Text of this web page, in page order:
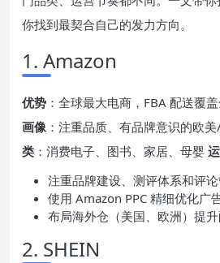
你找到最契合自己的发力方向。
1. Amazon
优势 ：全球最大电商，FBA 配送覆
画像：注重品质、有品牌意识的欧
类 ：消费电子、图书、家居、母婴
注重品牌建设、测评体系和评
使用 Amazon PPC 精细优化广
布局海外仓（美国、欧洲）提
2. SHEIN